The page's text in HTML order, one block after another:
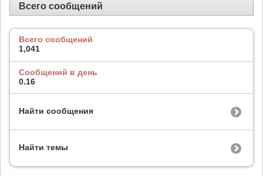
Всего сообщений
Всего сообщений
1,041
Сообщений в день
0.16
Найти сообщения
Найти темы